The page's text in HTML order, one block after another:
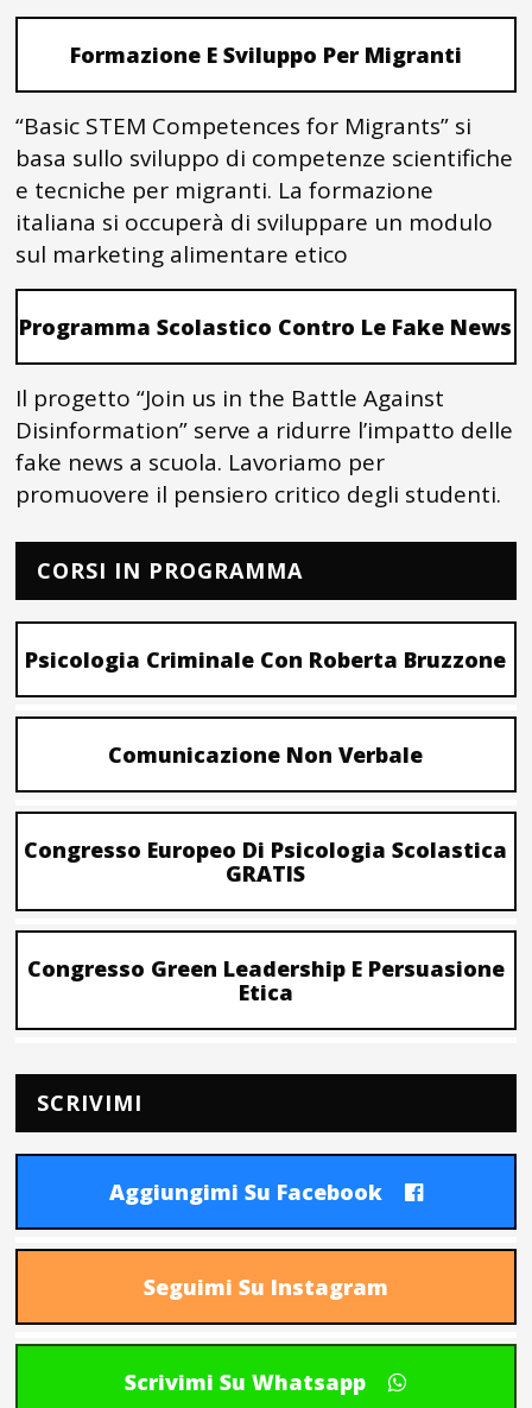
Formazione E Sviluppo Per Migranti
“Basic STEM Competences for Migrants” si
basa sullo sviluppo di competenze scientifiche
e tecniche per migranti. La formazione
italiana si occuperà di sviluppare un modulo
sul marketing alimentare etico
Programma Scolastico Contro Le Fake News
Il progetto “Join us in the Battle Against
Disinformation” serve a ridurre l’impatto delle
fake news a scuola. Lavoriamo per
promuovere il pensiero critico degli studenti.
CORSI IN PROGRAMMA
Psicologia Criminale Con Roberta Bruzzone
Comunicazione Non Verbale
Congresso Europeo Di Psicologia Scolastica
GRATIS
Congresso Green Leadership E Persuasione
Etica
SCRIVIMI
Aggiungimi Su Facebook
Seguimi Su Instagram
Scrivimi Su Whatsapp